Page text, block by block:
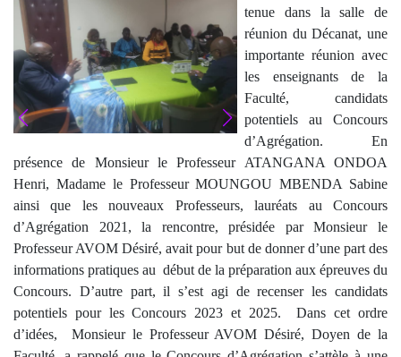
tenue dans la salle de
réunion du Décanat, une
importante réunion avec
les enseignants de la
Faculté, candidats
potentiels au Concours
d’Agrégation. En
présence de Monsieur le Professeur ATANGANA ONDOA
Henri, Madame le Professeur MOUNGOU MBENDA Sabine
ainsi que les nouveaux Professeurs, lauréats au Concours
d’Agrégation 2021, la rencontre, présidée par Monsieur le
Professeur AVOM Désiré, avait pour but de donner d’une part des
informations pratiques au début de la préparation aux épreuves du
Concours. D’autre part, il s’est agi de recenser les candidats
potentiels pour les Concours 2023 et 2025. Dans cet ordre
d’idées, Monsieur le Professeur AVOM Désiré, Doyen de la